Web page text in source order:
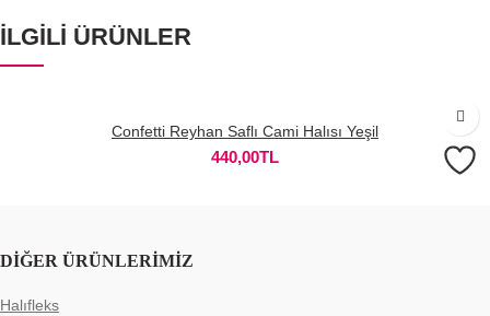
İLGILI ÜRÜNLER
Confetti Reyhan Saflı Cami Halısı Yeşil
440,00TL
DIĞER ÜRÜNLERIMIZ
Halıfleks